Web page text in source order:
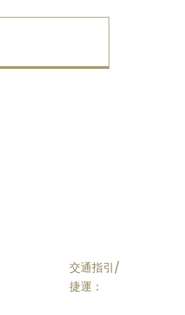
交通指引/
捷運：